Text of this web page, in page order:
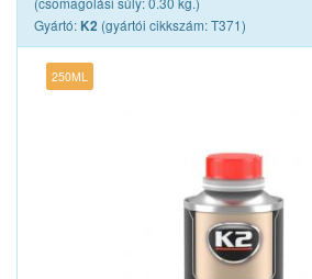
Gyártó: K2 (gyártói cikkszám: T371)
250ML